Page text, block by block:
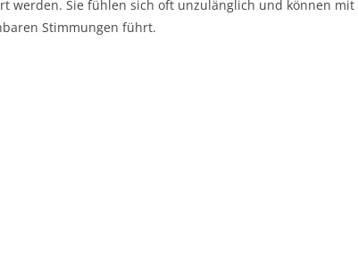
werden. Sie fühlen sich oft unzulänglich und können mit
Stimmungen führt.